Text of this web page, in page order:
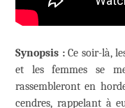
Synopsis :Ce soir-là,
et les femmes se
rassembleront en
cendres, rappelant à